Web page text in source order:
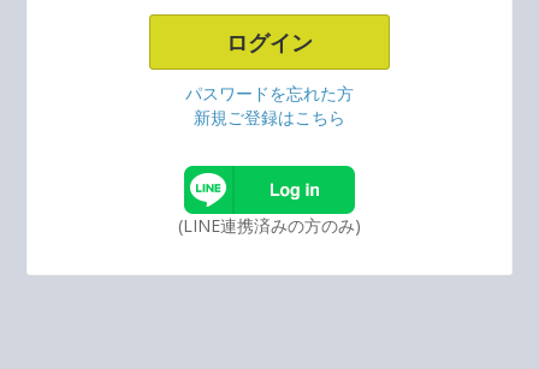
パスワードを忘れた方
新規ご登録はこちら
(LINE連携済みの方のみ)